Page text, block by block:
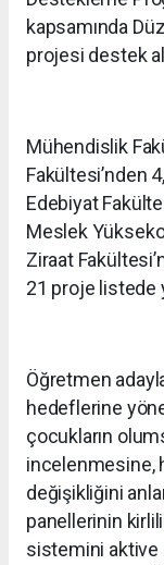
kapsamında
projesi destek
Mühendislik
Fakültesi’nden
Edebiyat
Meslek
Ziraat
21 proje listede
Öğretmen
hedeflerine
çocukların
incelenmesine,
değişikliğini
panellerinin
sistemini aktive